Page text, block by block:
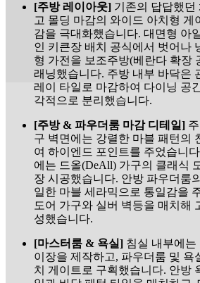
[주방 레이아웃] 기존의 답답했던
고 몰딩 마감의 와이드 아치형 게
감을 극대화했습니다. 대면형 아
인 키큰장 배치 공식에서 벗어나
형 가전을 보조주방(베란다 확장
래닝했습니다. 주방 내부 바닥은
레이 타일로 마감하여 다이닝 공
각적으로 분리했습니다.
[주방 & 파우더룸 마감 디테일]
구 벽면에는 강렬한 마블 패턴의
여 하이엔드 포인트를 주었습니
에는 드올(DeAll) 가구의 클래식
장 시공했습니다. 안방 파우더룸
일한 마블 세라믹으로 통일감을
도어 가구와 실버 벽등을 매치해
성했습니다.
[마스터룸 & 욕실] 침실 내부에
이장을 제작하고, 파우더룸 및 욕
치 게이트로 구획했습니다. 안방